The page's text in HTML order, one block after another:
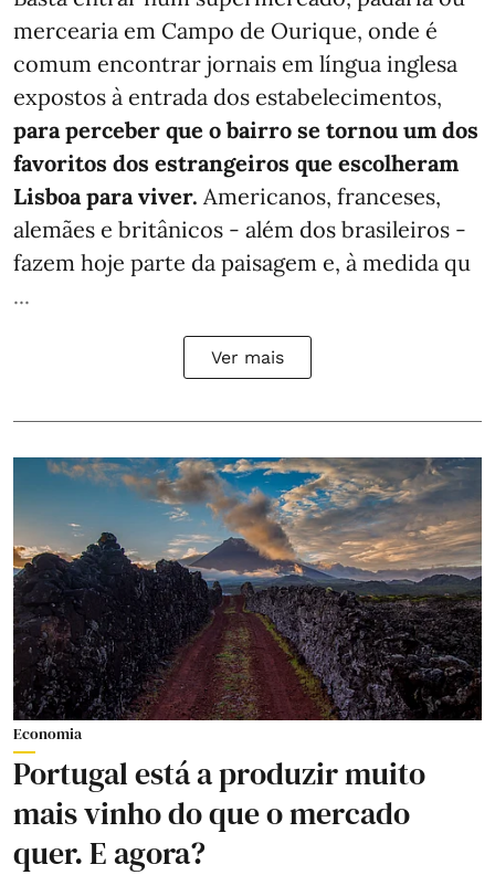
mercearia em Campo de Ourique, onde é
comum encontrar jornais em língua inglesa
expostos à entrada dos estabelecimentos,
para perceber que o bairro se tornou um dos
favoritos dos estrangeiros que escolheram
Lisboa para viver. Americanos, franceses,
alemães e britânicos - além dos brasileiros -
fazem hoje parte da paisagem e, à medida qu
...
Ver mais
Economia
Portugal está a produzir muito
mais vinho do que o mercado
quer. E agora?